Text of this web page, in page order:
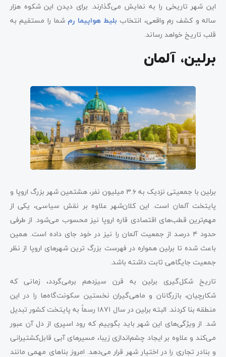
این شهر تاریخی را به نمایش می‌گذارند. برای دیدن این شکوه هزار
ساله و کشف رم واقعی، انتخاب بلیط هواپیما رم شما را مستقیم به
قلب تاریخ خواهد رساند.
برلین، آلمان
برلین با جمعیتی نزدیک به ۳.۶ میلیون نفر، هشتمین شهر بزرگ اروپا و
پایتخت آلمان است. این کلان‌شهر علاوه بر نقش سیاسی، یکی از
مهم‌ترین قطب‌های اقتصادی قاره اروپا نیز محسوب می‌شود. از طرفی
حدود ۴ درصد از جمعیت آلمان را نیز در خود جای داده است. همین
باعث شده تا برلین همواره در فهرست بزرگ ‌ترین شهرهای اروپا از نظر
جمعیت جایگاهی ثابت داشته باشد.
تاریخ شکل‌گیری برلین به قرن سیزدهم برمی‌گردد، زمانی که
شکارچیان، بازرگانان و ماهی‌گیران نخستین سکونت‌گاه‌ها را در این
منطقه بنا کردند. البته برلین در سال ۱۸۷۱ رسماً به پایتخت کشور تبدیل
شد. از ویژگی‌های این شهر باید بگوییم که رود اسپری از دل آن عبور
می‌کند و علاوه بر ایجاد چشم‌اندازی زیبا، مسیرهای آبی قابل‌کشتیرانی
و بنادر تجاری را در اختیار شهر قرار می‌دهد. امروز بناهای مهمی مانند